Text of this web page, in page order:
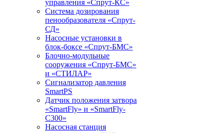
управления «Спрут-КС»
Система дозирования
пенообразователя «Спрут-
СД»
Насосные установки в
блок-боксе «Спрут-БМС»
Блочно-модульные
сооружения «Спрут-БМС»
и «СТИЛАР»
Сигнализатор давления
SmartPS
Датчик положения затвора
«SmartFly» и «SmartFly-
С300»
Насосная станция